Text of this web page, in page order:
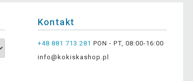
Kontakt
+48 881 713 281 PON - PT, 08:00-16:00
info@kokiskashop.pl